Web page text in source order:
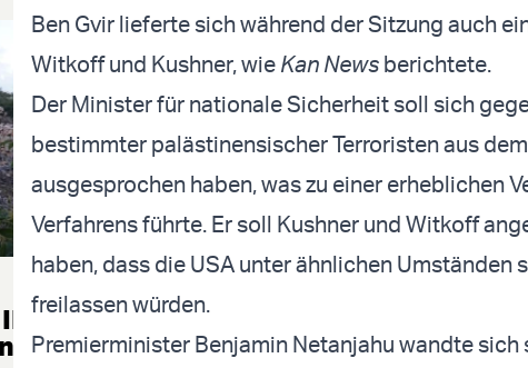
Ben Gvir lieferte sich während der Sitzung auch
Witkoff und Kushner, wie Kan News berichtete.
Der Minister für nationale Sicherheit soll sich
bestimmter palästinensischer Terroristen aus
ausgesprochen haben, was zu einer erheblichen
Verfahrens führte. Er soll Kushner und Witkoff
haben, dass die USA unter ähnlichen Umständen
freilassen würden.
Premierminister Benjamin Netanjahu wandte sich